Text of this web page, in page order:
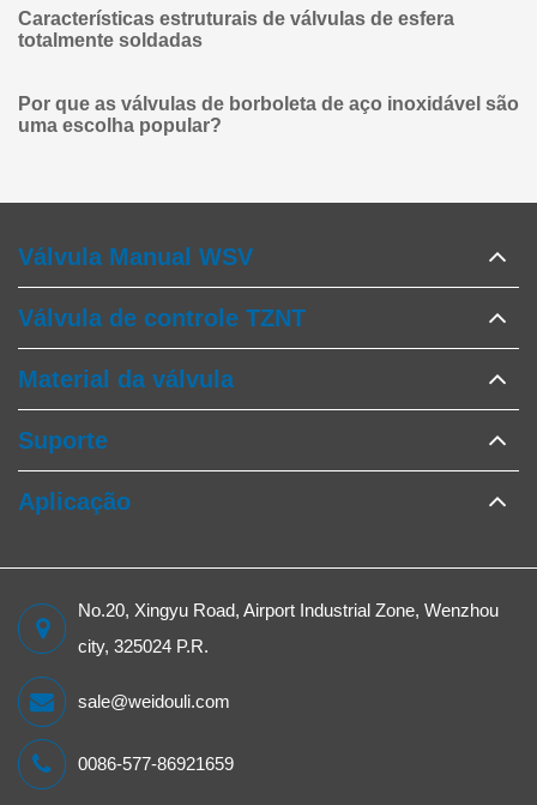
Características estruturais de válvulas de esfera
totalmente soldadas
Por que as válvulas de borboleta de aço inoxidável são
uma escolha popular?
Válvula Manual WSV
Válvula de controle TZNT
Material da válvula
Suporte
Aplicação
No.20, Xingyu Road, Airport Industrial Zone, Wenzhou
city, 325024 P.R.
sale@weidouli.com
0086-577-86921659